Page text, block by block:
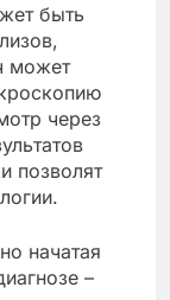
быть
может
через
позволят
начатая
–